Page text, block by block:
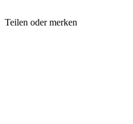
Teilen oder merken